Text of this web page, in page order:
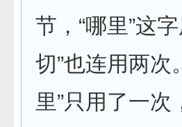
节，“哪里”这
切”也连用两次
里”只用了一